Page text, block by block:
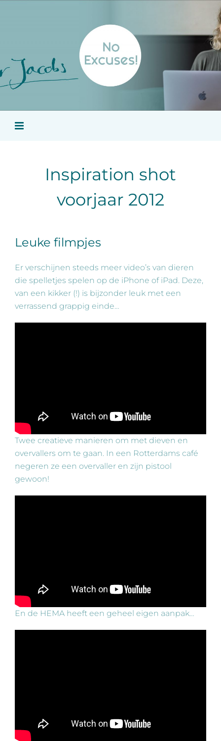
Inspiration shot
voorjaar 2012
Leuke filmpjes
Er verschijnen steeds meer video’s van dieren
die spelletjes spelen op de iPhone of iPad. Deze,
van een kikker (!) is bijzonder leuk met een
verrassend grappig einde…
Twee creatieve manieren om met dieven en
overvallers om te gaan. In een Rotterdams café
negeren ze een overvaller en zijn pistool
gewoon!
En de HEMA heeft een geheel eigen aanpak…